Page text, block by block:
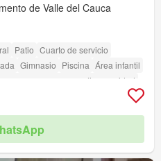
de Valle del Cauca
Patio Cuarto de servicio
Gimnasio Piscina Área infantil
para personas con discapacidad